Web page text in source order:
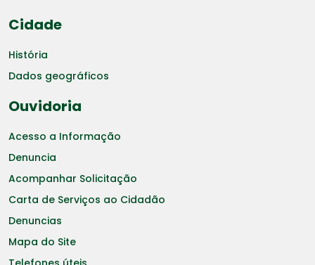
Cidade
História
Dados geográficos
Ouvidoria
Acesso a Informação
Denuncia
Acompanhar Solicitação
Carta de Serviços ao Cidadão
Denuncias
Mapa do Site